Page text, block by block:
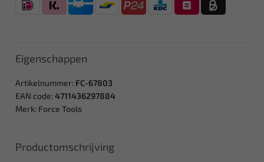
Eigenschappen
Artikelnummer: FC-67803
EAN code: 4711436297884
Merk: Force Tools
Productomschrijving